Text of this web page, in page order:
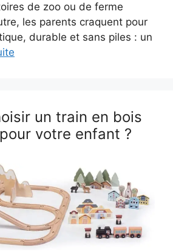
de zoo ou de ferme
les parents craquent pour
durable et sans piles : un
un train en bois
votre enfant ?